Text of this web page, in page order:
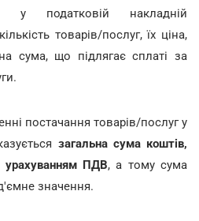
у податковій накладній
товарів/послуг, їх ціна,
сума, що підлягає сплаті за
постачання товарів/послуг у
загальна сума коштів,
урахуванням ПДВ, а тому сума
значення.